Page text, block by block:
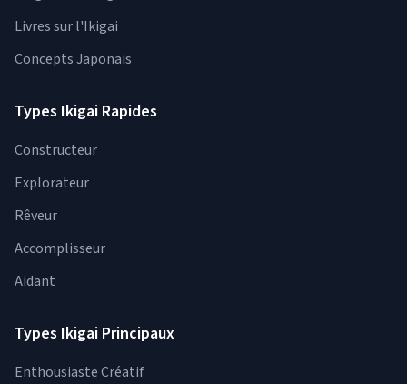
Livres sur l'Ikigai
Concepts Japonais
Types Ikigai Rapides
Constructeur
Explorateur
Rêveur
Accomplisseur
Aidant
Types Ikigai Principaux
Enthousiaste Créatif